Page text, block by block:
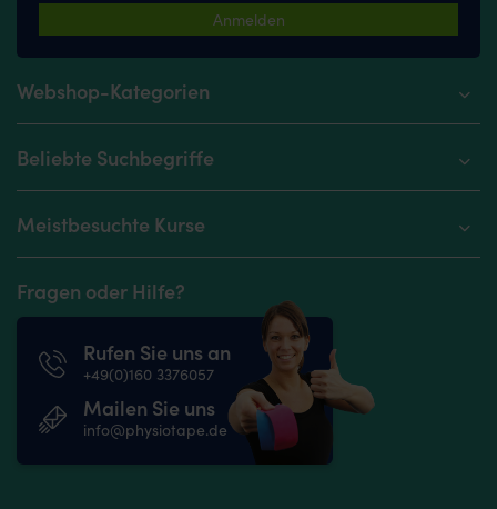
Anmelden
Webshop-Kategorien
Beliebte Suchbegriffe
Meistbesuchte Kurse
Fragen oder Hilfe?
Rufen Sie uns an
+49(0)160 3376057
Mailen Sie uns
info@physiotape.de